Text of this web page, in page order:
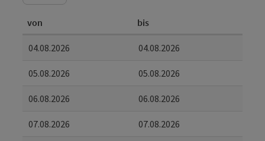
von bis
04.08.2026 04.08.2026
05.08.2026 05.08.2026
06.08.2026 06.08.2026
07.08.2026 07.08.2026